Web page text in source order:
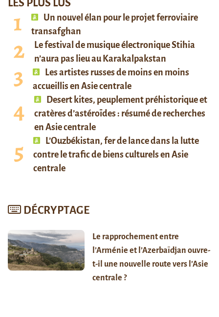
LES PLUS LUS
Un nouvel élan pour le projet ferroviaire
transafghan
Le festival de musique électronique Stihia
n’aura pas lieu au Karakalpakstan
Les artistes russes de moins en moins
accueillis en Asie centrale
Desert kites, peuplement préhistorique et
cratères d’astéroïdes : résumé de recherches
en Asie centrale
L’Ouzbékistan, fer de lance dans la lutte
contre le trafic de biens culturels en Asie
centrale
DÉCRYPTAGE
Le rapprochement entre
l’Arménie et l’Azerbaïdjan ouvre-
t-il une nouvelle route vers l’Asie
centrale ?